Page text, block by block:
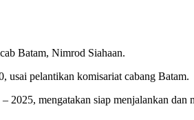
Batam, Nimrod Siahaan.
usai pelantikan komisariat cabang Batam.
mengatakan siap menjalankan